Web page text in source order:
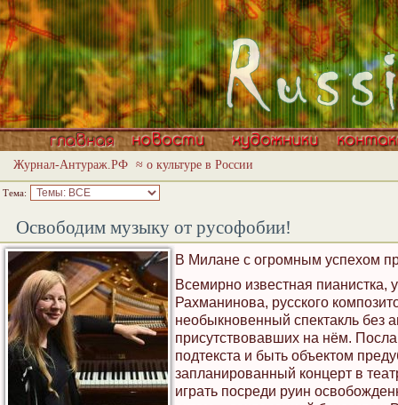
Журнал-Антураж.РФ ≈ о культуре в России
Тема:
Освободим музыку от русофобии!
В Милане с огромным успехом
Всемирно известная пианистка,
Рахманинова, русского
необыкновенный спектакль без
присутствовавших на нём.
подтекста и быть объектом
запланированный концерт в
играть посреди руин